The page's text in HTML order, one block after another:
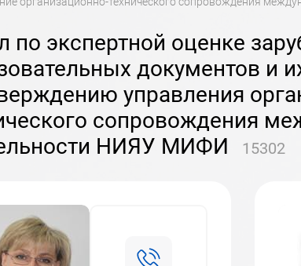
документов и
управления
сопровождения
НИЯУ МИФИ
15302